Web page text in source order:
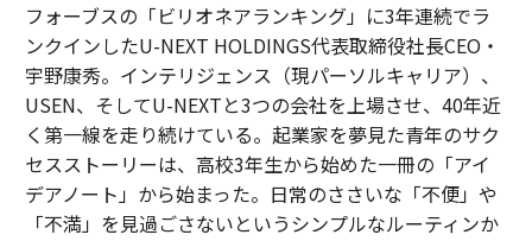
フォーブスの「ビリオネアランキング」に3年連続でラ
ンクインしたU-NEXT HOLDINGS代表取締役社長CEO・
宇野康秀。インテリジェンス（現パーソルキャリア）、
USEN、そしてU-NEXTと3つの会社を上場させ、40年近
く第一線を走り続けている。起業家を夢見た青年のサク
セスストーリーは、高校3年生から始めた一冊の「アイ
デアノート」から始まった。日常のささいな「不便」や
「不満」を見過ごさないというシンプルなルーティンか